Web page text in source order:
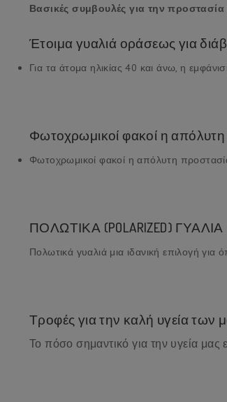
Βασικές συμβουλές για την
Έτοιμα γυαλιά οράσεως για
Για τα άτομα ηλικίας 40 και άνω, η
Φωτοχρωμικοί φακοί η απόλυτη
Φωτοχρωμικοί φακοί η απόλυτη
ΠΟΛΩΤΙΚΑ (POLARIZED) ΓΥΑΛΙΑ
Πολωτικά γυαλιά μια ιδανική επιλογή για
Τροφές για την καλή υγεία των
Το πόσο σημαντικό για την υγεία μας